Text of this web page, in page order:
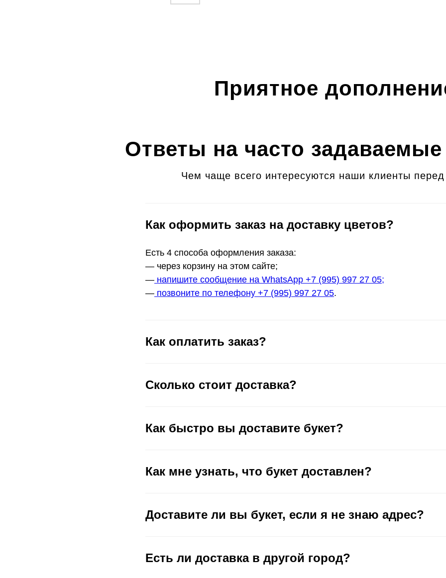
Приятное
Ответы на часто
Чем чаще всего интересуются наши клиенты перед
Как оформить заказ на доставку цветов?
Есть 4 способа оформления заказа:
— через корзину на этом сайте;
— напишите сообщение на WhatsApp +7 (995) 997 27 05;
— позвоните по телефону +7 (995) 997 27 05.
Как оплатить заказ?
Сколько стоит доставка?
Как быстро вы доставите букет?
Как мне узнать, что букет доставлен?
Доставите ли вы букет, если я не знаю адрес?
Есть ли доставка в другой город?